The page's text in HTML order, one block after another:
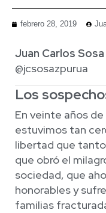
febrero 28, 2019
Juan Carlos
@jcsosazpurua
Los
En veinte años
estuvimos tan
libertad que
que obró el
sociedad, que
honorables y
familias